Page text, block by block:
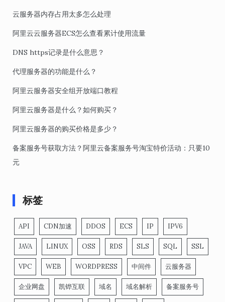
云服务器内存占用太多怎么处理
阿里云云服务器ECS怎么查看累计使用流量
DNS https记录是什么意思？
代理服务器的功能是什么？
阿里云服务器安全组开放端口教程
阿里云服务器是什么？如何购买？
阿里云服务器的购买价格是多少？
备案服务号获取方法？阿里云备案服务号淘宝特价活动：只要10
元
标签
API CDN加速 DDOS ECS IP IPV6
JAVA LINUX OSS RDS SLS SQL SSL
VPC WEB WORDPRESS 中间件 云服务器
企业网盘 凯铧互联 域名 域名解析 备案服务号